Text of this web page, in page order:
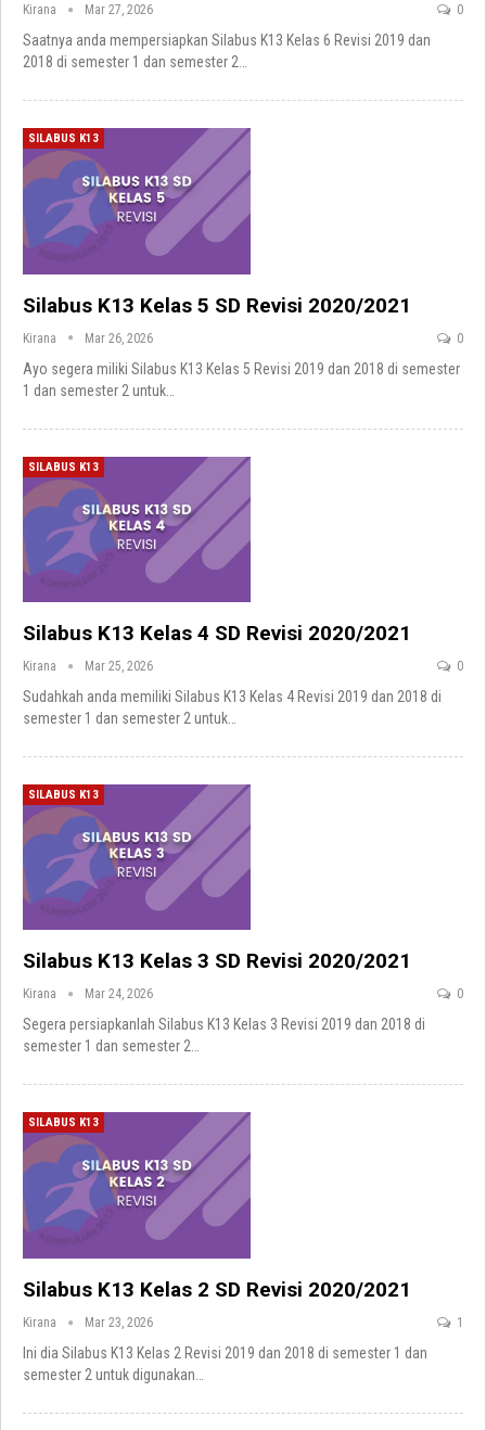
Kirana Mar 27, 2026 0
Saatnya anda mempersiapkan Silabus K13 Kelas 6 Revisi 2019 dan
2018 di semester 1 dan semester 2…
SILABUS K13
Silabus K13 Kelas 5 SD Revisi 2020/2021
Kirana Mar 26, 2026 0
Ayo segera miliki Silabus K13 Kelas 5 Revisi 2019 dan 2018 di semester
1 dan semester 2 untuk
SILABUS K13
Silabus K13 Kelas 4 SD Revisi 2020/2021
Kirana Mar 25, 2026 0
Sudahkah anda memiliki Silabus K13 Kelas 4 Revisi 2019 dan 2018 di
semester 1 dan semester 2 untuk
SILABUS K13
Silabus K13 Kelas 3 SD Revisi 2020/2021
Kirana Mar 24, 2026 0
Segera persiapkanlah Silabus K13 Kelas 3 Revisi 2019 dan 2018 di
semester 1 dan semester 2…
SILABUS K13
Silabus K13 Kelas 2 SD Revisi 2020/2021
Kirana Mar 23, 2026 1
Ini dia Silabus K13 Kelas 2 Revisi 2019 dan 2018 di semester 1 dan
semester 2 untuk digunakan